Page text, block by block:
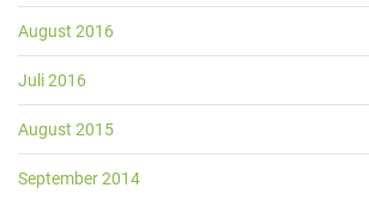
August 2016
Juli 2016
August 2015
September 2014